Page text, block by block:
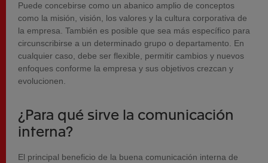
Puede concebirse como un abanico amplio de conceptos
como la misión, visión, los valores y la cultura corporativa de
la empresa. También es posible que sea más específico para
circunscribirse a un determinado grupo o departamento. En
cualquier caso, debe ser flexible, permitir cambios y nuevos
enfoques conforme la empresa y sus objetivos crezcan y
evolucionen.
¿Para qué sirve la comunicación
interna?
El principal beneficio de la buena comunicación interna de